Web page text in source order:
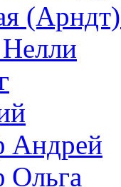
Нелли
Андрей